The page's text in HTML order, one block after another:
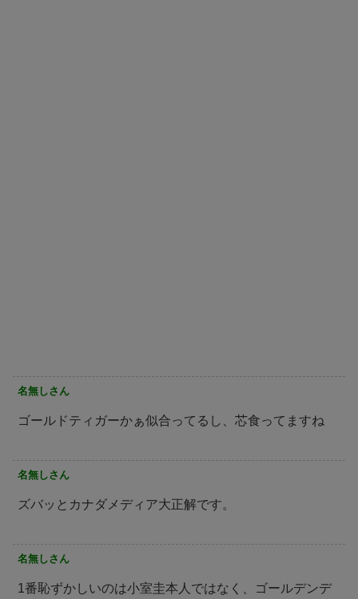
名無しさん
ゴールドティガーかぁ似合ってるし、芯食ってますね
名無しさん
ズバッとカナダメディア大正解です。
名無しさん
1番恥ずかしいのは小室圭本人ではなく、ゴールデンデ